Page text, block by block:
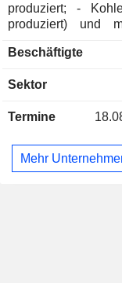
produziert; - Kohle (9,8 %): Energiekohle (15.036 Kt
produziert) und
wie folgt:
Nordamerika (4,4
Beschäftigte
Sektor
Termine
Mehr